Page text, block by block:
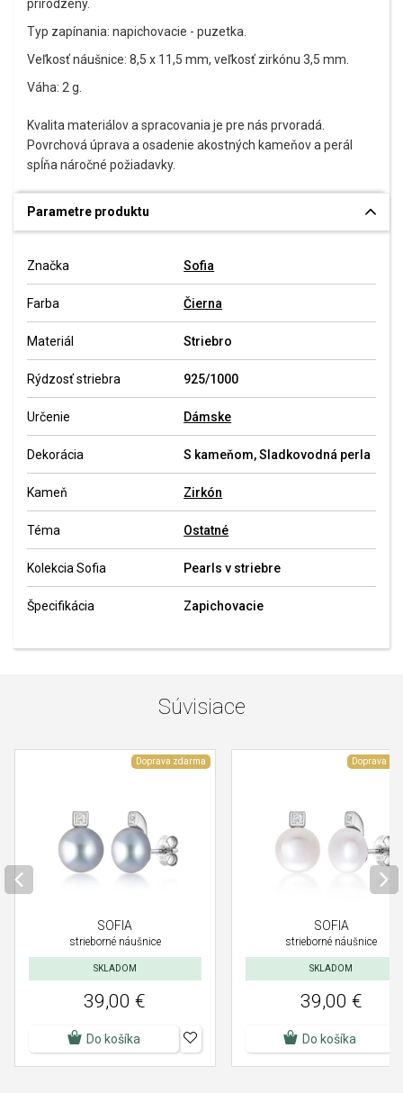
prirodzený.
Typ zapínania: napichovacie - puzetka.
Veľkosť náušnice: 8,5 x 11,5 mm, veľkosť zirkónu 3,5 mm.
Váha: 2 g.
Kvalita materiálov a spracovania je pre nás prvoradá.
Povrchová úprava a osadenie akostných kameňov a perál
spĺňa náročné požiadavky.
Parametre produktu
Značka Sofia
Farba Čierna
Materiál Striebro
Rýdzosť striebra 925/1000
Určenie Dámske
Dekorácia S kameňom, Sladkovodná perla
Kameň Zirkón
Téma Ostatné
Kolekcia Sofia Pearls v striebre
Špecifikácia Zapichovacie
Súvisiace
Doprava zdarma
SOFIA
strieborné náušnice
SKLADOM
39,00 €
Do košíka
Doprava
SOFIA
strieborné náušnice
SKLADOM
39,00 €
Do košíka